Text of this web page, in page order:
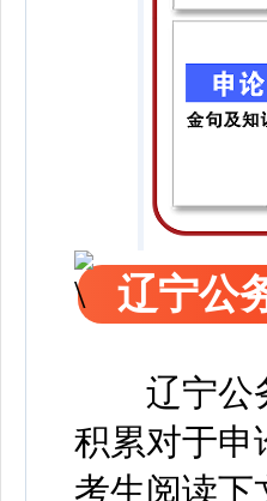
辽宁公
辽宁公
积累对于申
考生阅读下